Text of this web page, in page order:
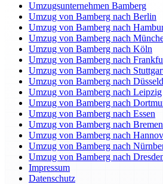
Umzugsunternehmen Bamberg
Umzug von Bamberg nach Berlin
Umzug von Bamberg nach
Umzug von Bamberg nach
Umzug von Bamberg nach Köln
Umzug von Bamberg nach
Umzug von Bamberg nach
Umzug von Bamberg nach
Umzug von Bamberg nach Leipzig
Umzug von Bamberg nach
Umzug von Bamberg nach Essen
Umzug von Bamberg nach Bremen
Umzug von Bamberg nach
Umzug von Bamberg nach
Umzug von Bamberg nach
Impressum
Datenschutz